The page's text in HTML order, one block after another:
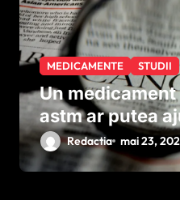
MEDICAMENTE STUDII
Un
astm ar putea
împotriva
Redactia mai 23,